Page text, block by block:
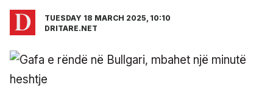
TUESDAY 18 MARCH 2025, 10:10
DRITARE.NET